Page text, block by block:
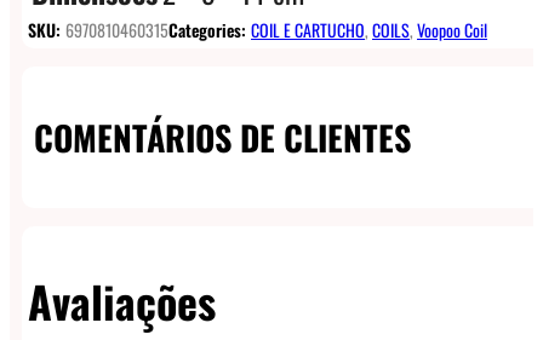
SKU: 6970810460315Categories: COIL E CARTUCHO,COILS,Voopoo Coil
COMENTÁRIOS DE CLIENTES
Avaliações